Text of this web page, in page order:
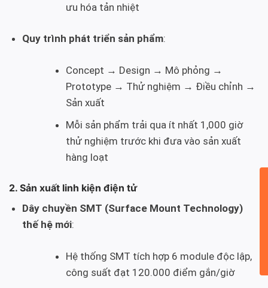
ưu hóa tản nhiệt
Quy trình phát triển sản phẩm:
Concept → Design → Mô phỏng →
Prototype → Thử nghiệm → Điều chỉnh →
Sản xuất
Mỗi sản phẩm trải qua ít nhất 1,000 giờ
thử nghiệm trước khi đưa vào sản xuất
hàng loạt
2. Sản xuất linh kiện điện tử
Dây chuyền SMT (Surface Mount Technology)
thế hệ mới:
Hệ thống SMT tích hợp 6 module độc lập,
công suất đạt 120.000 điểm gắn/giờ